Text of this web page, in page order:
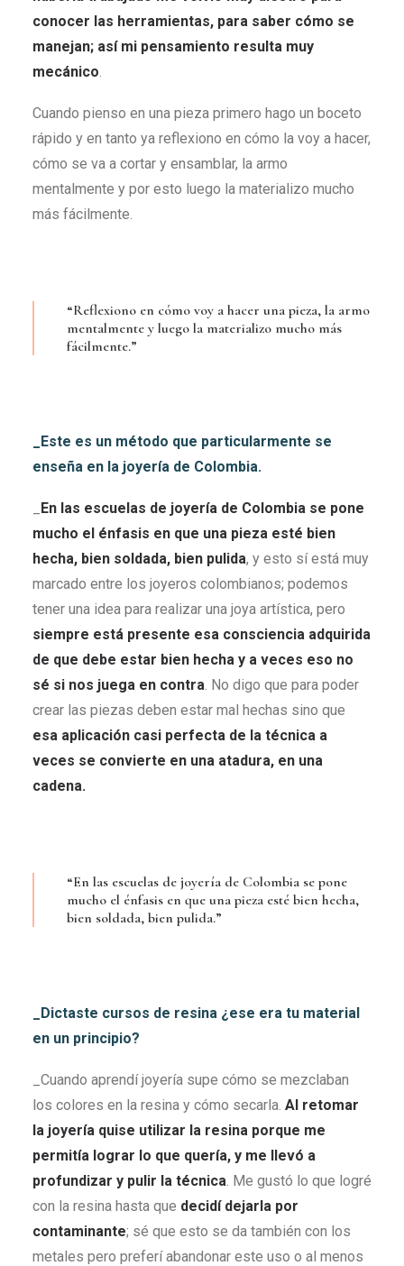
conocer las herramientas, para saber cómo se
manejan; así mi pensamiento resulta muy
mecánico.
Cuando pienso en una pieza primero hago un boceto
rápido y en tanto ya reflexiono en cómo la voy a hacer,
cómo se va a cortar y ensamblar, la armo
mentalmente y por esto luego la materializo mucho
más fácilmente.
“Reflexiono en cómo voy a hacer una pieza, la armo
mentalmente y luego la materializo mucho más
fácilmente.”
_Este es un método que particularmente se
enseña en la joyería de Colombia.
En las escuelas de joyería de Colombia se pone
mucho el énfasis en que una pieza esté bien
hecha, bien soldada, bien pulida, y esto sí está muy
marcado entre los joyeros colombianos; podemos
tener una idea para realizar una joya artística, pero
siempre está presente esa consciencia adquirida
de que debe estar bien hecha y a veces eso no
sé si nos juega en contra. No digo que para poder
crear las piezas deben estar mal hechas sino que
esa aplicación casi perfecta de la técnica a
veces se convierte en una atadura, en una
cadena.
“En las escuelas de joyería de Colombia se pone
mucho el énfasis en que una pieza esté bien hecha,
bien soldada, bien pulida.”
_Dictaste cursos de resina ¿ese era tu material
en un principio?
_Cuando aprendí joyería supe cómo se mezclaban
los colores en la resina y cómo secarla. Al retomar
la joyería quise utilizar la resina porque me
permitía lograr lo que quería, y me llevó a
profundizar y pulir la técnica. Me gustó lo que logré
con la resina hasta que decidí dejarla por
contaminante; sé que esto se da también con los
metales pero preferí abandonar este uso o al menos